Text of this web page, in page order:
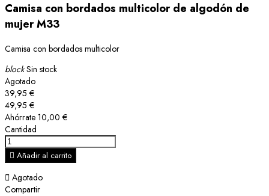
Camisa con bordados multicolor de algodón de
mujer M33
Camisa con bordados multicolor
blockSin stock
Agotado
39,95 €
49,95 €
Ahórrate 10,00 €
Cantidad
 Añadir al carrito
 Agotado
Compartir